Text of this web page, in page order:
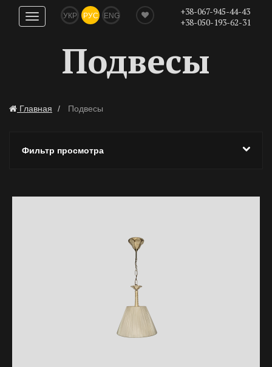
Показать
навигацию
УКР РУС ENG
+38-067-945-44-43
+38-050-193-62-31
Подвесы
Главная Подвесы
Фильтр просмотра